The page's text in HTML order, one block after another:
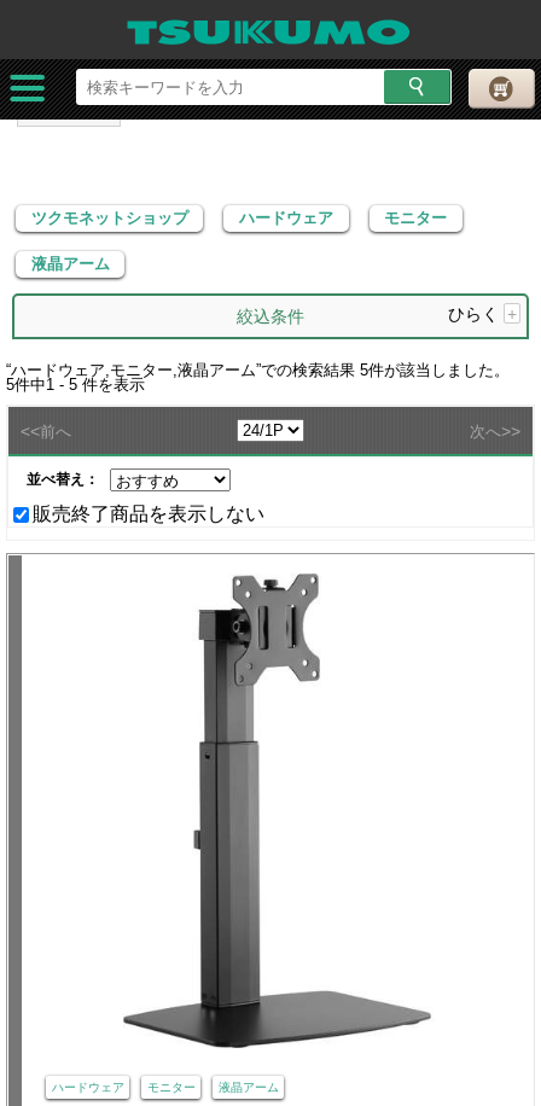
ツクモネットショップ ハードウェア
モニター
液晶アーム
ツクモネットショップ ハードウェア モニター
液晶アーム
絞込条件 ひらく +
“ハードウェア,モニター,液晶アーム”での検索結果 5件が該当しました。
5件中1 - 5 件を表示
<<前へ 次へ>>
並べ替え：
販売終了商品を表示しない
ハードウェア モニター 液晶アーム